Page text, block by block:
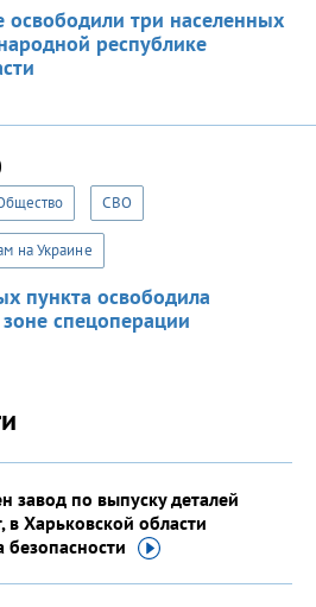
освободили три населенных
республике
СВО
на Украине
пункта освободила
спецоперации
завод по выпуску деталей
в Харьковской области
безопасности